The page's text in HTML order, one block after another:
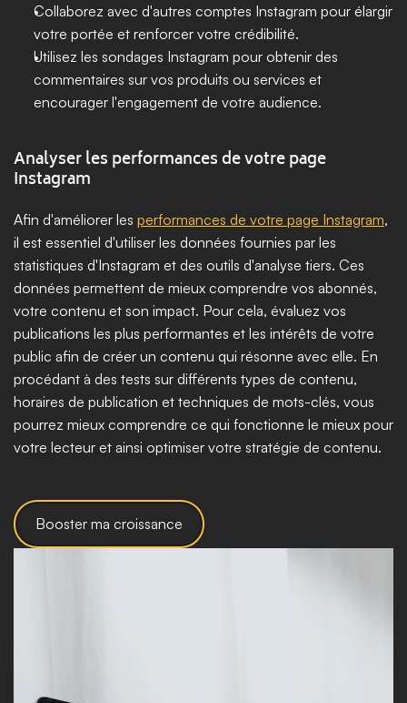
Collaborez avec d'autres comptes Instagram pour élargir
votre portée et renforcer votre crédibilité.
Utilisez les sondages Instagram pour obtenir des
commentaires sur vos produits ou services et
encourager l'engagement de votre audience.
Analyser les performances de votre page
Instagram
Afin d'améliorer les performances de votre page Instagram,
il est essentiel d'utiliser les données fournies par les
statistiques d'Instagram et des outils d'analyse tiers. Ces
données permettent de mieux comprendre vos abonnés,
votre contenu et son impact. Pour cela, évaluez vos
publications les plus performantes et les intérêts de votre
public afin de créer un contenu qui résonne avec elle. En
procédant à des tests sur différents types de contenu,
horaires de publication et techniques de mots-clés, vous
pourrez mieux comprendre ce qui fonctionne le mieux pour
votre lecteur et ainsi optimiser votre stratégie de contenu.
Booster ma croissance